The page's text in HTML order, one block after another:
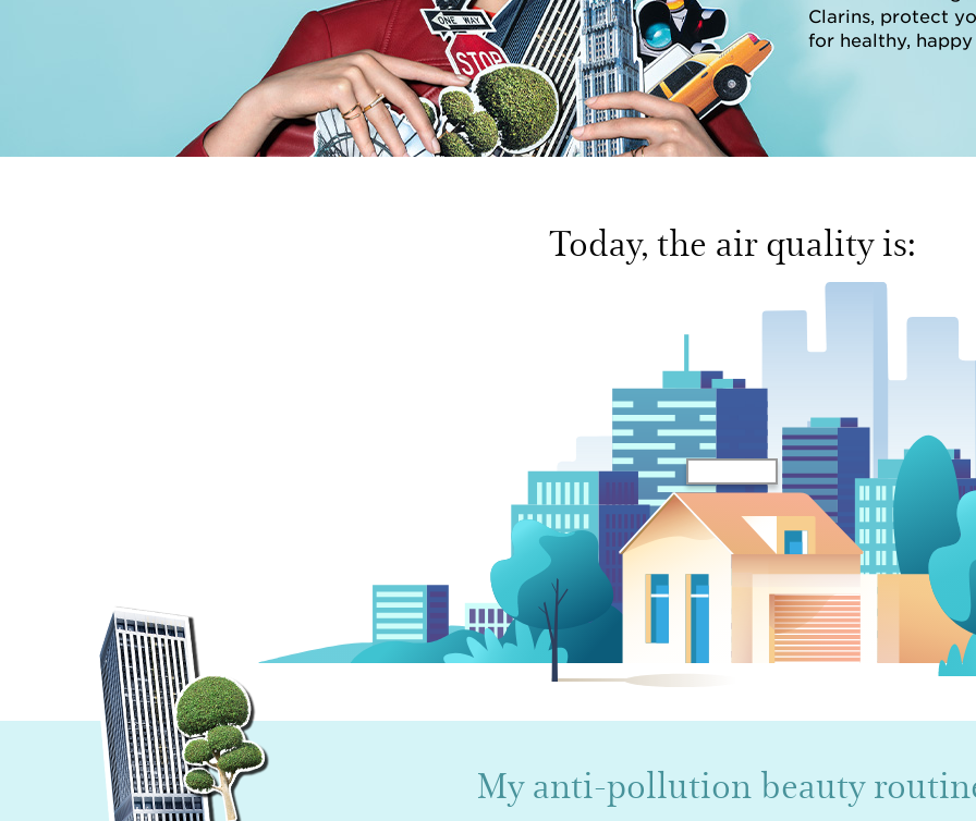
Clarins, protect
for healthy, happy
Today, the air quality is:
My anti-pollution beauty